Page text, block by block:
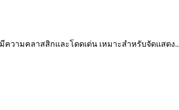
วามคลาสสิกและโดดเด่น เหมาะสำหรับจัดแสดง